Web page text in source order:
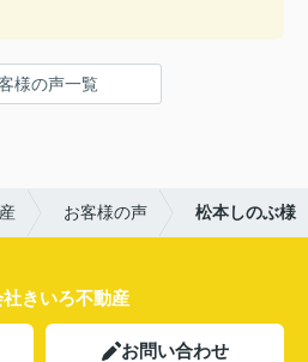
様の声一覧
お客様の声 松本しのぶ様
きいろ不動産
お問い合わせ